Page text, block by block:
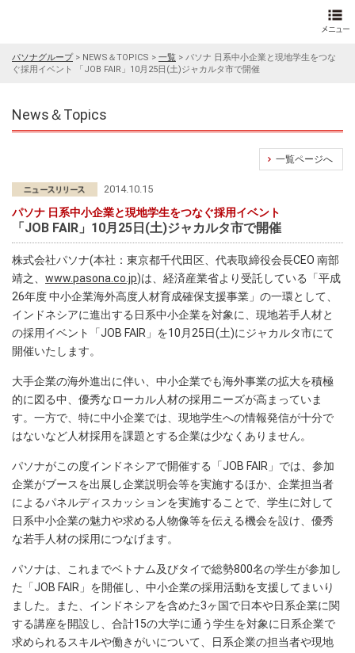
パソナグループ> NEWS＆TOPICS > 一覧 > パソナ 日系中小企業と現地学生をつな
ぐ採用イベント 「JOB FAIR」10月25日(土)ジャカルタ市で開催
News＆Topics
一覧ページへ
2014.10.15
パソナ 日系中小企業と現地学生をつなぐ採用イベント
「JOB FAIR」10月25日(土)ジャカルタ市で開催
株式会社パソナ(本社：東京都千代田区、代表取締役会長CEO 南部
靖之、 www.pasona.co.jp)は、経済産業省より受託している「平成
26年度 中小企業海外高度人材育成確保支援事業」の一環として、
インドネシアに進出する日系中小企業を対象に、現地若手人材と
の採用イベント「JOB FAIR」を10月25日(土)にジャカルタ市にて
開催いたします。
大手企業の海外進出に伴い、中小企業でも海外事業の拡大を積極
的に図る中、優秀なローカル人材の採用ニーズが高まっていま
す。一方で、特に中小企業では、現地学生への情報発信が十分で
はないなど人材採用を課題とする企業は少なくありません。
パソナがこの度インドネシアで開催する「JOB FAIR」では、参加
企業がブースを出展し企業説明会等を実施するほか、企業担当者
によるパネルディスカッションを実施することで、学生に対して
日系中小企業の魅力や求める人物像等を伝える機会を設け、優秀
な若手人材の採用につなげます。
パソナは、これまでベトナム及びタイで総勢800名の学生が参加し
た「JOB FAIR」を開催し、中小企業の採用活動を支援してまいり
ました。また、インドネシアを含めた3ヶ国で日本や日系企業に関
する講座を開設し、合計15の大学に通う学生を対象に日系企業で
求められるスキルや働きがいについて、日系企業の担当者や現地